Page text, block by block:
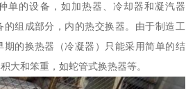
单的设备，如加热器、冷却器和凝汽器
的组成部分，内的热交换器。由于制造工
期的换热器（冷凝器）只能采用简单的结
大和笨重，如蛇管式换热器等。